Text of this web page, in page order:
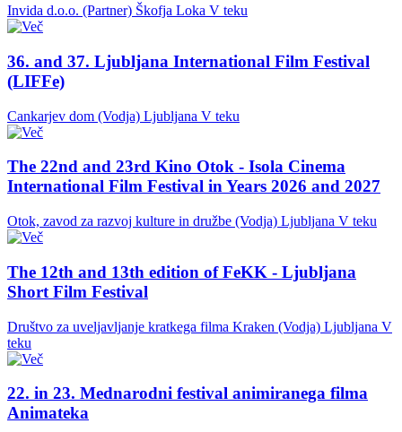
Invida d.o.o. (Partner) Škofja Loka V teku
36. and 37. Ljubljana International Film Festival
(LIFFe)
Cankarjev dom (Vodja) Ljubljana V teku
The 22nd and 23rd Kino Otok - Isola Cinema
International Film Festival in Years 2026 and 2027
Otok, zavod za razvoj kulture in družbe (Vodja) Ljubljana V teku
The 12th and 13th edition of FeKK - Ljubljana
Short Film Festival
Društvo za uveljavljanje kratkega filma Kraken (Vodja) Ljubljana V
teku
22. in 23. Mednarodni festival animiranega filma
Animateka